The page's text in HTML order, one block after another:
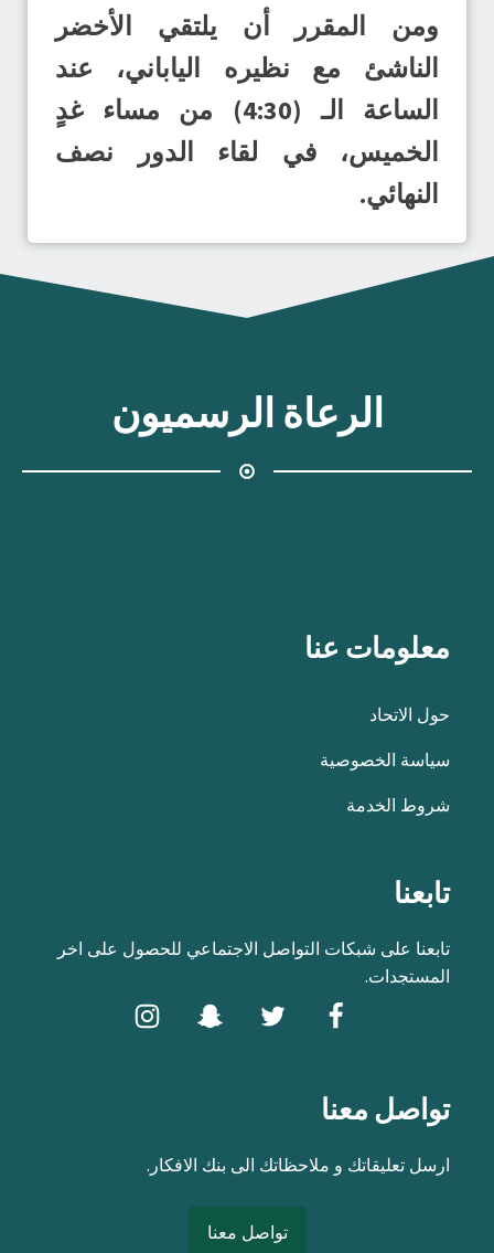
ومن المقرر أن يلتقي الأخضر
الناشئ مع نظيره الياباني، عند
الساعة الـ (4:30) من مساء غدٍ
الخميس، في لقاء الدور نصف
النهائي.
الرعاة الرسميون
معلومات عنا
حول الاتحاد
سياسة الخصوصية
شروط الخدمة
تابعنا
تابعنا على شبكات التواصل الاجتماعي للحصول على اخر
المستجدات.
تواصل معنا
ارسل تعليقاتك و ملاحظاتك الى بنك الافكار.
تواصل معنا